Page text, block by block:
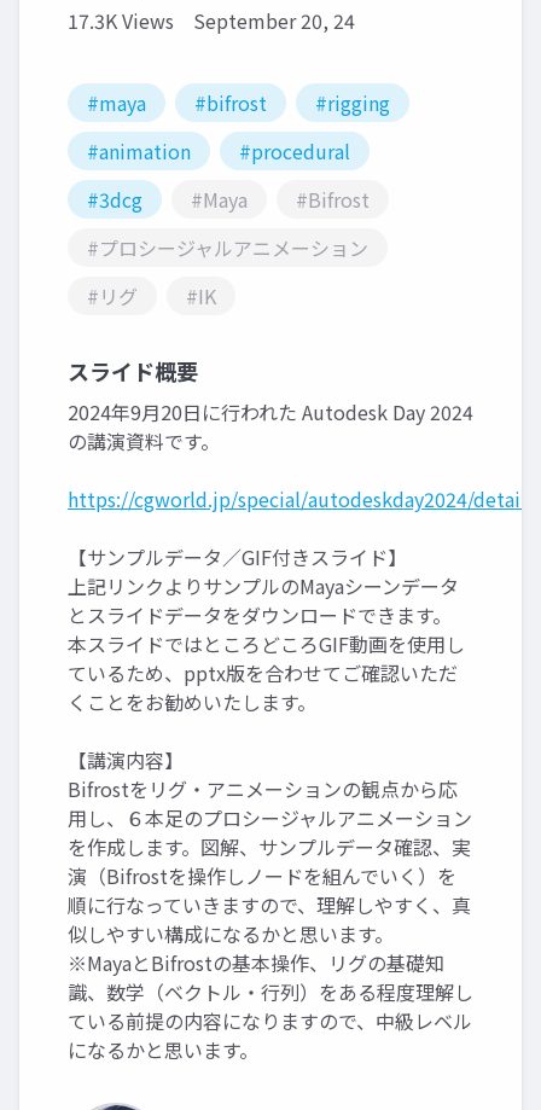
17.3K Views September 20, 24
#maya #bifrost
#rigging
#animation
#procedural
#3dcg
#Maya
#Bifrost
#プロシージャルアニメーション
#リグ
#IK
スライド概要
2024年9月20日に行われた Autodesk Day 2024
の講演資料です。
https://cgworld.jp/special/autodeskday2024/
【サンプルデータ／GIF付きスライド】
上記リンクよりサンプルのMayaシーンデータ
とスライドデータをダウンロードできます。
本スライドではところどころGIF動画を使用し
ているため、pptx版を合わせてご確認いただ
くことをお勧めいたします。
【講演内容】
Bifrostをリグ・アニメーションの観点から応
用し、６本足のプロシージャルアニメーション
を作成します。図解、サンプルデータ確認、実
演（Bifrostを操作しノードを組んでいく）を
順に行なっていきますので、理解しやすく、真
似しやすい構成になるかと思います。
※MayaとBifrostの基本操作、リグの基礎知
識、数学（ベクトル・行列）をある程度理解し
ている前提の内容になりますので、中級レベル
になるかと思います。